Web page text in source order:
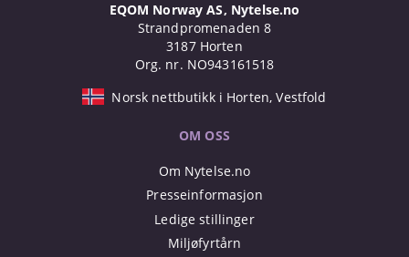
EQOM Norway AS, Nytelse.no
Strandpromenaden 8
3187 Horten
Org. nr. NO943161518
Norsk nettbutikk i Horten, Vestfold
OM OSS
Om Nytelse.no
Presseinformasjon
Ledige stillinger
Miljøfyrtårn